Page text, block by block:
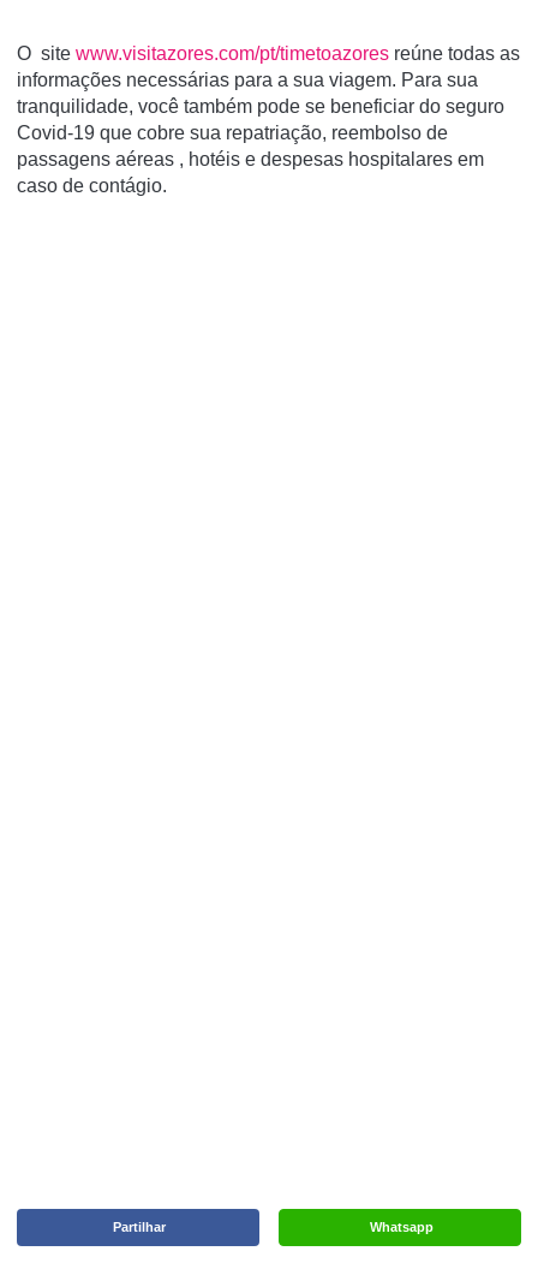
O site www.visitazores.com/pt/timetoazores reúne todas as
informações necessárias para a sua viagem. Para sua
tranquilidade, você também pode se beneficiar do seguro
Covid-19 que cobre sua repatriação, reembolso de
passagens aéreas , hotéis e despesas hospitalares em
caso de contágio.
Whatsapp
Partilhar